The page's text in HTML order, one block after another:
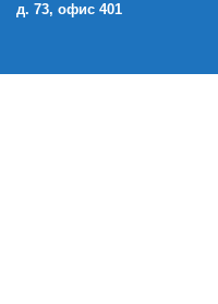
д. 73, офис 401